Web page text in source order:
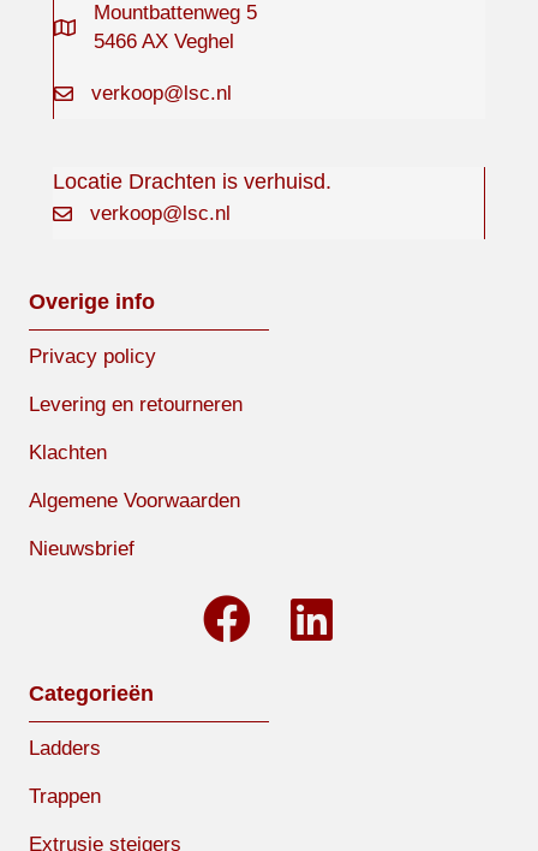
Mountbattenweg 5
5466 AX Veghel
verkoop@lsc.nl
Locatie Drachten is verhuisd.
verkoop@lsc.nl
Overige info
Privacy policy
Levering en retourneren
Klachten
Algemene Voorwaarden
Nieuwsbrief
Categorieën
Ladders
Trappen
Extrusie steigers